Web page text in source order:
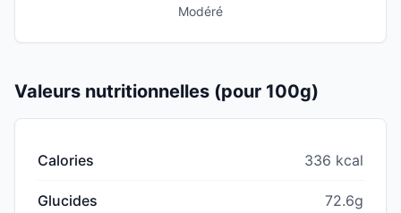
Modéré
Valeurs nutritionnelles (pour 100g)
Calories 336 kcal
Glucides 72.6g